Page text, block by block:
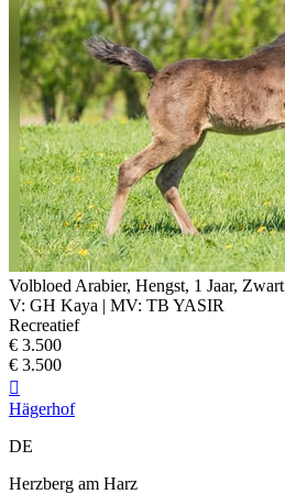
Volbloed Arabier, Hengst, 1 Jaar, Zwart
V: GH Kaya | MV: TB YASIR
Recreatief
€ 3.500
€ 3.500

Hägerhof
DE
Herzberg am Harz